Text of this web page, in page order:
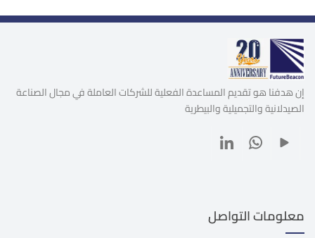
إن هدفنا هو تقديم المساعدة الفعلية للشركات العاملة في مجال الصناعة
الصيدلانية والتجميلية والبيطرية
معلومات التواصل